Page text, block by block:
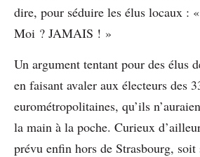
dire, pour séduire les élus locaux :
Moi ? JAMAIS ! »
Un argument tentant pour des élus
en faisant avaler aux électeurs des
eurométropolitaines, qu’ils
la main à la poche. Curieux
prévu enfin hors de Strasbourg, soit